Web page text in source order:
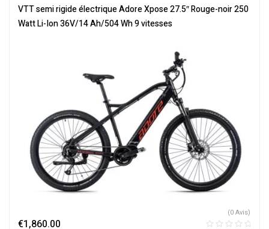
Semi-Rigides,Vélo électrique ville,Velos Electriques,VTT
Électriques
VTT semi rigide électrique Adore Xpose 27.5″ Rouge-noir 250
Watt Li-Ion 36V/14 Ah/504 Wh 9 vitesses
€1,860.00
(0 Avis)